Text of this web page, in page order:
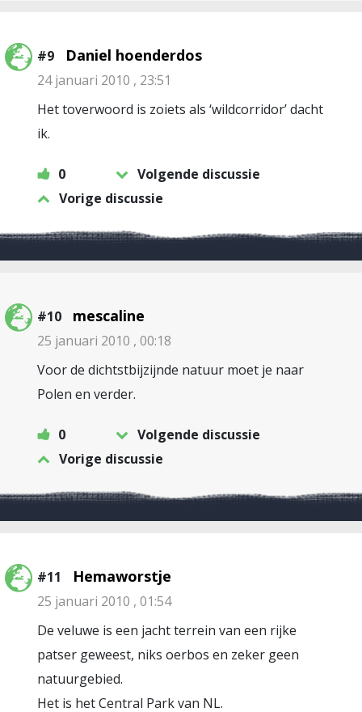
#9 Daniel hoenderdos
24 januari 2010 , 23:51
Het toverwoord is zoiets als ‘wildcorridor’ dacht
ik.
0
Volgende discussie
Vorige discussie
#10 mescaline
25 januari 2010 , 00:18
Voor de dichtstbijzijnde natuur moet je naar
Polen en verder.
0
Volgende discussie
Vorige discussie
#11 Hemaworstje
25 januari 2010 , 01:54
De veluwe is een jacht terrein van een rijke
patser geweest, niks oerbos en zeker geen
natuurgebied.
Het is het Central Park van NL.